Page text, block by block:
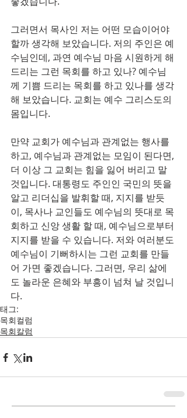
그러면서 목사인 저는 어떤 모습이어야
할까 생각해 보았습니다. 저의 주인은 예
수님인데, 과연 예수님 마음 시원하게 해
드리는 그런 목회를 하고 있나? 예수님
께 기쁨 드리는 목회를 하고 있나를 생각
해 보았습니다. 교회는 예수 그리스도의
몸입니다.
만약 교회가 예수님과 관계없는 행사를
하고, 예수님과 관계없는 모임이 된다면,
더 이상 그 교회는 힘을 잃어 버리고 말
것입니다. 대통령도 주인인 국민의 뜻을
알고 리더십을 발휘할 때, 지지를 받듯
이, 목사나 교인들도 예수님의 뜻대로 목
회하고 신앙 생활 할 때, 예수님으로부터
지지를 받을 수 있습니다. 저와 여러분도
예수님이 기뻐하시는 그런 교회를 만들
어 가면 좋겠습니다. 그러면, 우리 삶에
도 놀라운 은혜와 부흥이 넘쳐 날 것입니
다.
태그:
목회컬럼
목회칼럼